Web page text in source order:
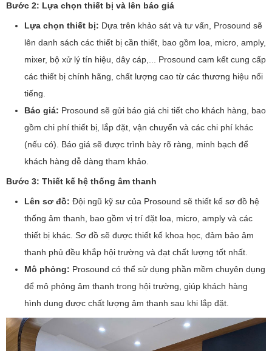
Bước 2: Lựa chọn thiết bị và lên báo giá
Lựa chọn thiết bị: Dựa trên khảo sát và tư vấn, Prosound sẽ
lên danh sách các thiết bị cần thiết, bao gồm loa, micro, amply,
mixer, bộ xử lý tín hiệu, dây cáp,... Prosound cam kết cung cấp
các thiết bị chính hãng, chất lượng cao từ các thương hiệu nổi
tiếng.
Báo giá: Prosound sẽ gửi báo giá chi tiết cho khách hàng, bao
gồm chi phí thiết bị, lắp đặt, vận chuyển và các chi phí khác
(nếu có). Báo giá sẽ được trình bày rõ ràng, minh bạch để
khách hàng dễ dàng tham khảo.
Bước 3: Thiết kế hệ thống âm thanh
Lên sơ đồ: Đội ngũ kỹ sư của Prosound sẽ thiết kế sơ đồ hệ
thống âm thanh, bao gồm vị trí đặt loa, micro, amply và các
thiết bị khác. Sơ đồ sẽ được thiết kế khoa học, đảm bảo âm
thanh phủ đều khắp hội trường và đạt chất lượng tốt nhất.
Mô phỏng: Prosound có thể sử dụng phần mềm chuyên dụng
để mô phỏng âm thanh trong hội trường, giúp khách hàng
hình dung được chất lượng âm thanh sau khi lắp đặt.